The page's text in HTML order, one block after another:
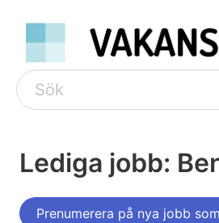
Lediga jobb:
Prenumerera på nya jobb